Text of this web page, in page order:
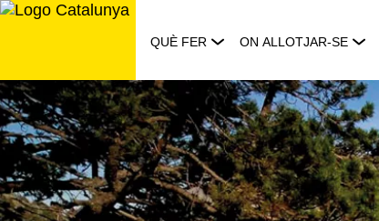
Saltar
QUÈ FER ON ALLOTJAR-SE